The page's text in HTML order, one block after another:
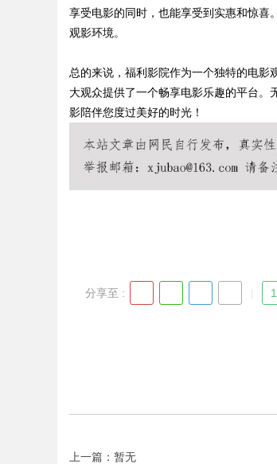
Bo
d
享受电影的同时，也能享受到实惠和惊喜
观影环境。
总的来说，福利影院作为一个独特的电影
大观众提供了一个畅享电影乐趣的平台。
影陪伴您度过美好的时光！
分享至 :
上一篇：暂无